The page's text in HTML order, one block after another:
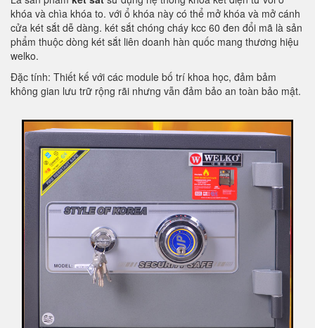
khóa và chìa khóa to. với ổ khóa này có thể mở khóa và mở cánh
cửa két sắt dễ dàng. két sắt chóng cháy kcc 60 đen đổi mã là sản
phẩm thuộc dòng két sắt liên doanh hàn quốc mang thương hiệu
welko.
Đặc tính: Thiết kế với các module bố trí khoa học, đảm bảm
không gian lưu trữ rộng rãi nhưng vẫn đảm bảo an toàn bảo mật.